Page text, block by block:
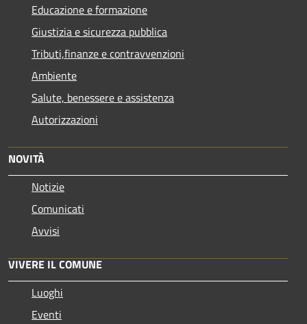
Educazione e formazione
Giustizia e sicurezza pubblica
Tributi,finanze e contravvenzioni
Ambiente
Salute, benessere e assistenza
Autorizzazioni
NOVITÀ
Notizie
Comunicati
Avvisi
VIVERE IL COMUNE
Luoghi
Eventi